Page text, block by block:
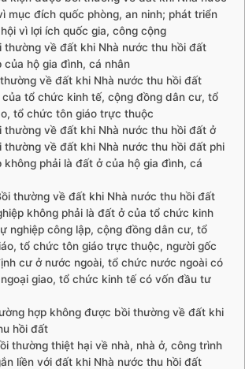
mục đích quốc phòng, an ninh; phát triển
vì lợi ích quốc gia, công cộng
thường về đất khi Nhà nước thu hồi đất
của hộ gia đình, cá nhân
về đất khi Nhà nước thu hồi đất
của tổ chức kinh tế, cộng đồng dân cư, tổ
tổ chức tôn giáo trực thuộc
thường về đất khi Nhà nước thu hồi đất ở
thường về đất khi Nhà nước thu hồi đất phi
không phải là đất ở của hộ gia đình, cá
thường về đất khi Nhà nước thu hồi đất
không phải là đất ở của tổ chức kinh
nghiệp công lập, cộng đồng dân cư, tổ
tổ chức tôn giáo trực thuộc, người gốc
cư ở nước ngoài, tổ chức nước ngoài có
giao, tổ chức kinh tế có vốn đầu tư
hợp không được bồi thường về đất khi
hồi đất
thường thiệt hại về nhà, nhà ở, công trình
liền với đất khi Nhà nước thu hồi đất